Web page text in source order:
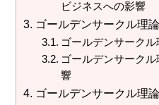
ビジネスへの影響
ゴールデンサークル理
ゴールデンサーク
ゴールデンサーク
響
ゴールデンサークル理